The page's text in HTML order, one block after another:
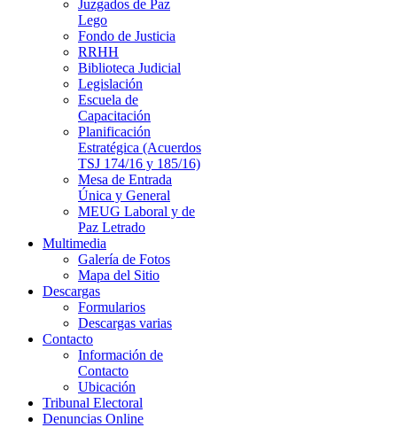
Juzgados de Paz
Lego
Fondo de Justicia
RRHH
Biblioteca Judicial
Legislación
Escuela de
Capacitación
Planificación
Estratégica (Acuerdos
TSJ 174/16 y 185/16)
Mesa de Entrada
Única y General
MEUG Laboral y de
Paz Letrado
Multimedia
Galería de Fotos
Mapa del Sitio
Descargas
Formularios
Descargas varias
Contacto
Información de
Contacto
Ubicación
Tribunal Electoral
Denuncias Online